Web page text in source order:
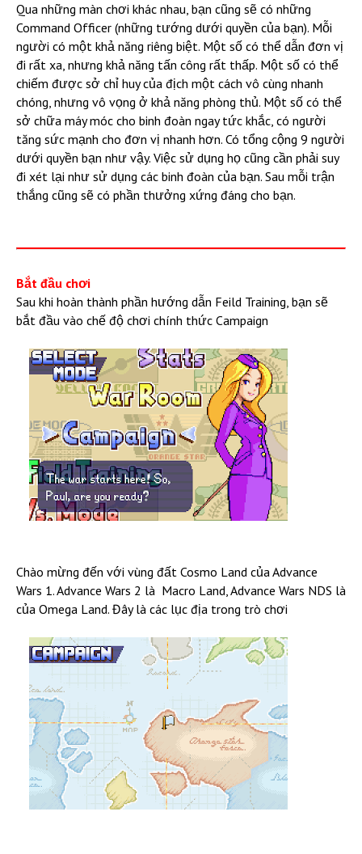
Qua những màn chơi khác nhau, bạn cũng sẽ có những
Command Officer (những tướng dưới quyền của bạn). Mỗi
người có một khả năng riêng biệt. Một số có thể dẫn đơn vị
đi rất xa, nhưng khả năng tấn công rất thấp. Một số có thể
chiếm được sở chỉ huy của địch một cách vô cùng nhanh
chóng, nhưng vô vọng ở khả năng phòng thủ. Một số có thể
sở chữa máy móc cho binh đoàn ngay tức khắc, có người
tăng sức mạnh cho đơn vị nhanh hơn. Có tổng cộng 9 người
dưới quyền bạn như vậy. Việc sử dụng họ cũng cần phải suy
đi xét lại như sử dụng các binh đoàn của bạn. Sau mỗi trận
thắng cũng sẽ có phần thưởng xứng đáng cho bạn.
Bắt đầu chơi
Sau khi hoàn thành phần hướng dẫn Feild Training, bạn sẽ
bắt đầu vào chế độ chơi chính thức Campaign
Chào mừng đến với vùng đất Cosmo Land của Advance
Wars 1. Advance Wars 2 là Macro Land, Advance Wars NDS là
của Omega Land. Đây là các lục địa trong trò chơi